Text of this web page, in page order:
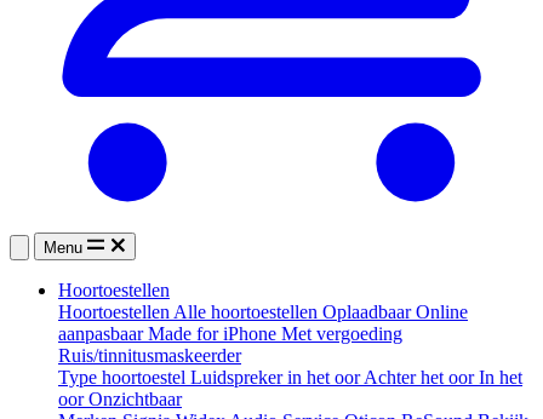
Menu
Hoortoestellen
HoortoestellenAlle hoortoestellen OplaadbaarOnline
aanpasbaarMade for iPhone Met vergoeding
Ruis/tinnitusmaskeerder
Type hoortoestel Luidspreker in het oorAchter het oorIn het
oorOnzichtbaar